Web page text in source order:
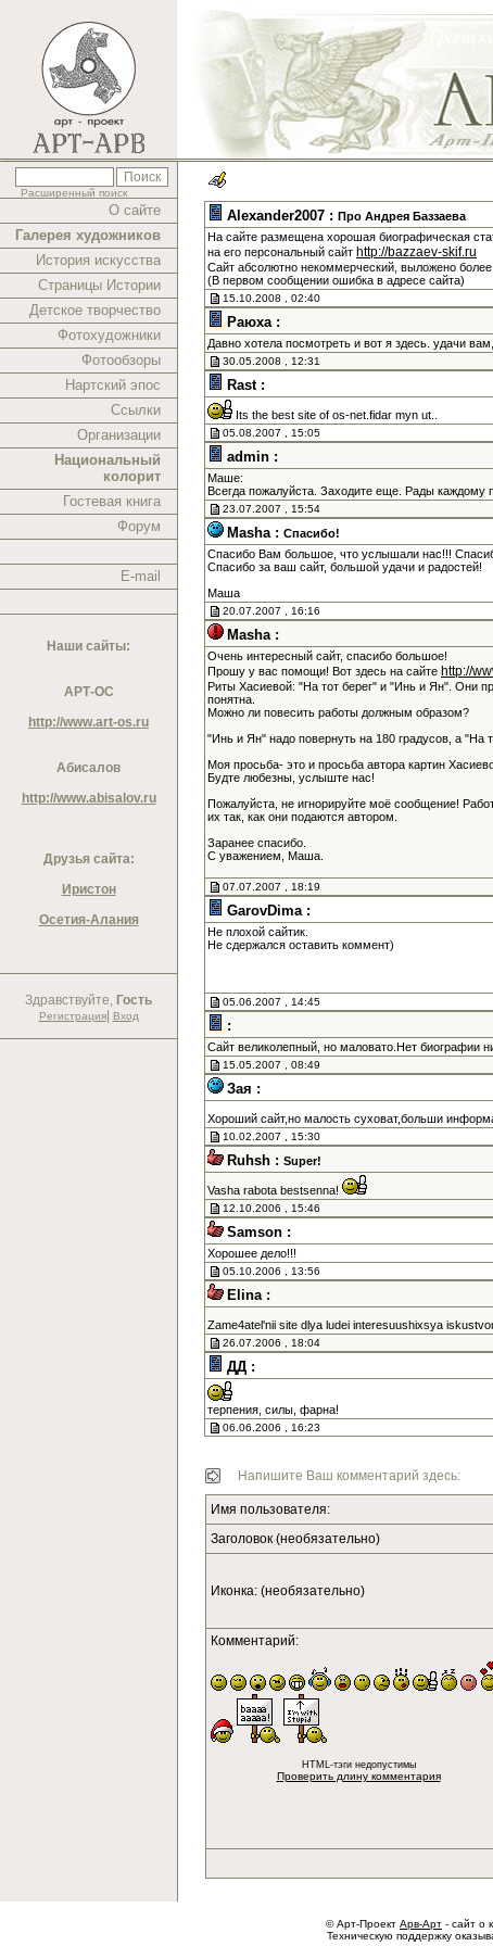
Расширенный поиск
О сайте
Галерея художников
История искусства
Страницы Истории
Детское творчество
Фотохудожники
Фотообзоры
Нартский эпос
Ссылки
Организации
Национальный
колорит
Гостевая книга
Форум
E-mail
Наши сайты:
АРТ-ОС
http://www.art-os.ru
Абисалов
http://www.abisalov.ru
Друзья сайта:
Иристон
Осетия-Алания
Здравствуйте, Гость
Регистрация| Вход
Alexander2007 : Про Андрея Баззаева
На сайте размещена хорошая биографическая
на его персональный сайт http://bazzaev-skif.ru
Сайт абсолютно некоммерческий, выложено более
(В первом сообщении ошибка в адресе сайта)
15.10.2008 , 02:40
Раюха :
Давно хотела посмотреть и вот я здесь. удачи
30.05.2008 , 12:31
Rast :
Its the best site of os-net.fidar myn ut..
05.08.2007 , 15:05
admin :
Маше:
Всегда пожалуйста. Заходите еще. Рады каждому
23.07.2007 , 15:54
Masha : Спасибо!
Спасибо Вам большое, что услышали нас!!!
Спасибо за ваш сайт, большой удачи и радостей!
Маша
20.07.2007 , 16:16
Masha :
Очень интересный сайт, спасибо большое!
Прошу у вас помощи! Вот здесь на сайте http://
Риты Хасиевой: "На тот берег" и "Инь и Ян". Они
понятна.
Можно ли повесить работы должным образом?
"Инь и Ян" надо повернуть на 180 градусов, а "На
Моя просьба- это и просьба автора картин
Будте любезны, услыште нас!
Пожалуйста, не игнорируйте моё сообщение!
их так, как они подаются автором.
Заранее спасибо.
С уважением, Маша.
07.07.2007 , 18:19
GarovDima :
Не плохой сайтик.
Не сдержался оставить коммент)
05.06.2007 , 14:45
:
Сайт великолепный, но маловато.Нет биографии
15.05.2007 , 08:49
Зая :
Хороший сайт,но малость суховат,больши
10.02.2007 , 15:30
Ruhsh : Super!
Vasha rabota bestsenna!
12.10.2006 , 15:46
Samson :
Хорошее дело!!!
05.10.2006 , 13:56
Elina :
Zame4atel'nii site dlya ludei interesuushixsya
26.07.2006 , 18:04
ДД :
терпения, силы, фарна!
06.06.2006 , 16:23
Напишите Ваш комментарий здесь:
Имя пользователя:
Заголовок (необязательно)
Иконка: (необязательно)
Комментарий:
HTML-тэги недопустимы
Проверить длину комментария
© Арт-Проект Арв-Арт - сайт о
Техническую поддержку